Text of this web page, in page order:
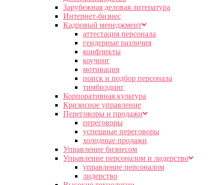
Зарубежная деловая литература
Интернет-бизнес
Кадровый менеджмент
аттестация персонала
гендерные различия
конфликты
коучинг
мотивация
поиск и подбор персонала
тимбилдинг
Корпоративная культура
Кризисное управление
Переговоры и продажи
переговоры
успешные переговоры
холодные продажи
Управление бизнесом
Управление персоналом и лидерство
управление персоналом
лидерство